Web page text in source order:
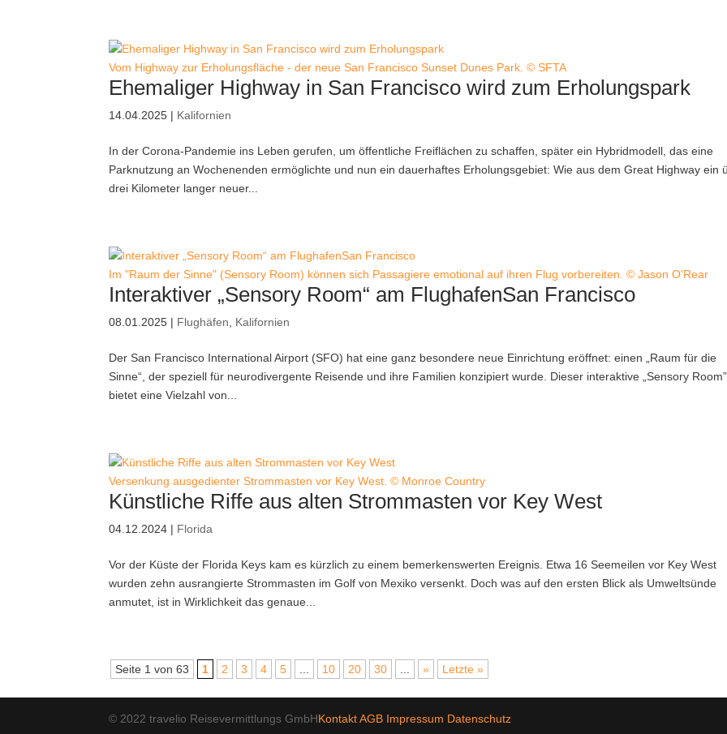
Vom Highway zur Erholungsfläche - der neue San Francisco Sunset Dunes Park. © SFTA
Ehemaliger Highway in San Francisco wird zum Erholungspark
14.04.2025 | Kalifornien
In der Corona-Pandemie ins Leben gerufen, um öffentliche Freiflächen zu schaffen, später ein Hybridmodell, das eine
Parknutzung an Wochenenden ermöglichte und nun ein dauerhaftes Erholungsgebiet: Wie aus dem Great Highway ein
drei Kilometer langer neuer...
Im "Raum der Sinne" (Sensory Room) können sich Passagiere emotional auf ihren Flug vorbereiten. © Jason O'Rear
Interaktiver „Sensory Room“ am FlughafenSan Francisco
08.01.2025 | Flughäfen Kalifornien
Der San Francisco International Airport (SFO) hat eine ganz besondere neue Einrichtung eröffnet: einen „Raum für die
Sinne“, der speziell für neurodivergente Reisende und ihre Familien konzipiert wurde. Dieser interaktive „Sensory Room”
bietet eine Vielzahl von...
Versenkung ausgedienter Strommasten vor Key West. © Monroe Country
Künstliche Riffe aus alten Strommasten vor Key West
04.12.2024 | Florida
Vor der Küste der Florida Keys kam es kürzlich zu einem bemerkenswerten Ereignis. Etwa 16 Seemeilen vor Key West
wurden zehn ausrangierte Strommasten im Golf von Mexiko versenkt. Doch was auf den ersten Blick als Umweltsünde
anmutet, ist in Wirklichkeit das genaue...
Seite 1 von 63 1 2 3 4 5 10 20 30 » Letzte »
© 2022 travelio Reisevermittlungs GmbHKontakt AGB Impressum Datenschutz